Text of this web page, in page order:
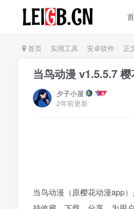
首页 实用工具 安卓软件 正
当鸟动漫 v1.5.5.7
夕子小屋
2年前更新
当鸟动漫（原樱花动漫app